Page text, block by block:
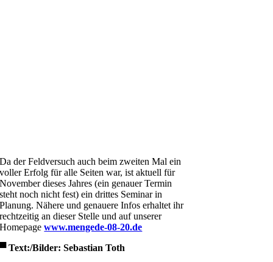
Da der Feldversuch auch beim zweiten Mal ein
voller Erfolg für alle Seiten war, ist aktuell für
November dieses Jahres (ein genauer Termin
steht noch nicht fest) ein drittes Seminar in
Planung. Nähere und genauere Infos erhaltet ihr
rechtzeitig an dieser Stelle und auf unserer
Homepagewww.mengede-08-20.de
▀Text:/Bilder: Sebastian Toth